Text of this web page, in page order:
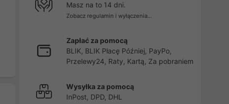
Masz na to 14 dni.
Zobacz regulamin i wyłączenia...
Zapłać za pomocą
BLIK, BLIK Płacę Później, PayPo,
Przelewy24, Raty, Kartą, Za pobraniem
Wysyłka za pomocą
InPost, DPD, DHL